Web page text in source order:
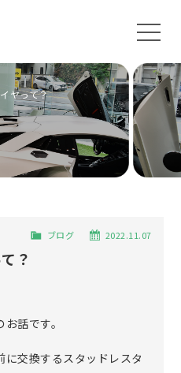
ヤって？
2022.11.07
ブログ
？
話です。
交換するスタッドレスタ